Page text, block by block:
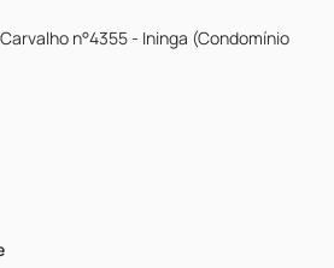
n°4355 - Ininga (Condomínio